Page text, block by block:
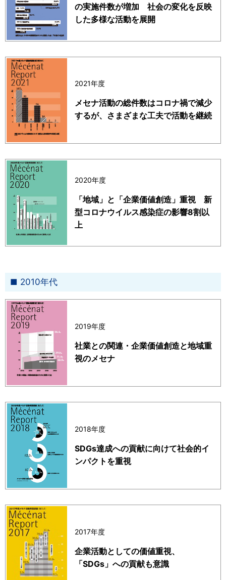
の実施件数が増加 社会の変化を反映
した多様な活動を展開
2021年度
メセナ活動の総件数はコロナ禍で減少
するが、さまざまな工夫で活動を継続
2020年度
「地域」と「企業価値創造」重視 新
型コロナウイルス感染症の影響8割以
上
2010年代
2019年度
社業との関連・企業価値創造と地域重
視のメセナ
2018年度
SDGs達成への貢献に向けて社会的イ
ンパクトを重視
2017年度
企業活動としての価値重視、
「SDGs」への貢献も意識